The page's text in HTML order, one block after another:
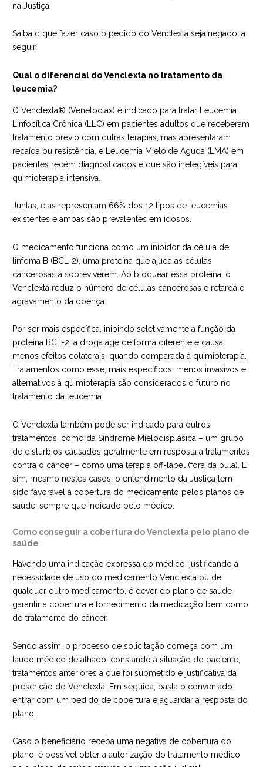
na Justiça.
Saiba o que fazer caso o pedido do Venclexta seja negado, a
seguir.
Qual o diferencial do Venclexta no tratamento da
leucemia?
O Venclexta® (Venetoclax) é indicado para tratar Leucemia
Linfocítica Crônica (LLC) em pacientes adultos que receberam
tratamento prévio com outras terapias, mas apresentaram
recaída ou resistência, e Leucemia Mieloide Aguda (LMA) em
pacientes recém diagnosticados e que são inelegíveis para
quimioterapia intensiva.
Juntas, elas representam 66% dos 12 tipos de leucemias
existentes e ambas são prevalentes em idosos.
O medicamento funciona como um inibidor da célula de
linfoma B (BCL-2), uma proteína que ajuda as células
cancerosas a sobreviverem. Ao bloquear essa proteína, o
Venclexta reduz o número de células cancerosas e retarda o
agravamento da doença.
Por ser mais específica, inibindo seletivamente a função da
proteína BCL-2, a droga age de forma diferente e causa
menos efeitos colaterais, quando comparada à quimioterapia.
Tratamentos como esse, mais específicos, menos invasivos e
alternativos à quimioterapia são considerados o futuro no
tratamento da leucemia.
O Venclexta também pode ser indicado para outros
tratamentos, como da Síndrome Mielodisplásica – um grupo
de distúrbios causados geralmente em resposta a tratamentos
contra o câncer – como uma terapia off-label (fora da bula). E
sim, mesmo nestes casos, o entendimento da Justiça tem
sido favorável à cobertura do medicamento pelos planos de
saúde, sempre que indicado pelo médico.
Como conseguir a cobertura do Venclexta pelo plano de
saúde
Havendo uma indicação expressa do médico, justificando a
necessidade de uso do medicamento Venclexta ou de
qualquer outro medicamento, é dever do plano de saúde
garantir a cobertura e fornecimento da medicação bem como
do tratamento do câncer.
Sendo assim, o processo de solicitação começa com um
laudo médico detalhado, constando a situação do paciente,
tratamentos anteriores a que foi submetido e justificativa da
prescrição do Venclexta. Em seguida, basta o conveniado
entrar com um pedido de cobertura e aguardar a resposta do
plano.
Caso o beneficiário receba uma negativa de cobertura do
plano, é possível obter a autorização do tratamento médico